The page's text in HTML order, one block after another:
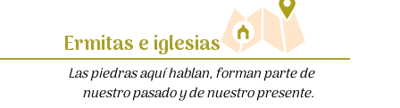
Ermitas e iglesias
Las piedras aquí hablan, forman parte de
nuestro pasado y de nuestro presente.